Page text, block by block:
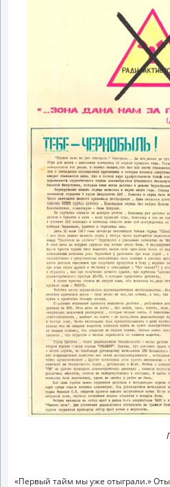
«Первый тайм мы уже отыграли.»